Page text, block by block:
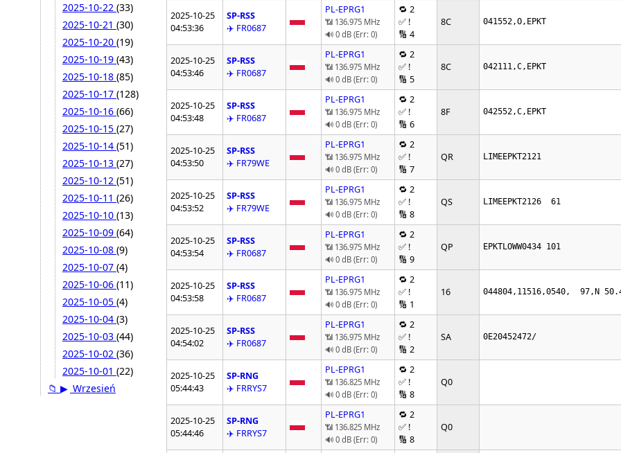
2025-10-22 (33)
2025-10-21 (30)
2025-10-20 (19)
2025-10-19 (43)
2025-10-18 (85)
2025-10-17 (128)
2025-10-16 (66)
2025-10-15 (27)
2025-10-14 (51)
2025-10-13 (27)
2025-10-12 (51)
2025-10-11 (26)
2025-10-10 (13)
2025-10-09 (64)
2025-10-08 (9)
2025-10-07 (4)
2025-10-06 (11)
2025-10-05 (4)
2025-10-04 (3)
2025-10-03 (44)
2025-10-02 (36)
2025-10-01 (22)
📁 ▶ Wrzesień
2025-10-25
04:53:36
SP-RSS
✈️ FR0687
PL-EPRG1
📶 136.975 MHz
🔊 0 dB (Err: 0)
🔁 2
✅ !
🔢 4
8C 041552,O,EPKT
2025-10-25
04:53:46
SP-RSS
✈️ FR0687
PL-EPRG1
📶 136.975 MHz
🔊 0 dB (Err: 0)
🔁 2
✅ !
🔢 5
8C 042111,C,EPKT
2025-10-25
04:53:48
SP-RSS
✈️ FR0687
PL-EPRG1
📶 136.975 MHz
🔊 0 dB (Err: 0)
🔁 2
✅ !
🔢 6
8F 042552,C,EPKT
2025-10-25
04:53:50
SP-RSS
✈️ FR79WE
PL-EPRG1
📶 136.975 MHz
🔊 0 dB (Err: 0)
🔁 2
✅ !
🔢 7
QR LIMEEPKT2121
2025-10-25
04:53:52
SP-RSS
✈️ FR79WE
PL-EPRG1
📶 136.975 MHz
🔊 0 dB (Err: 0)
🔁 2
✅ !
🔢 8
QS LIMEEPKT2126  61
2025-10-25
04:53:54
SP-RSS
✈️ FR0687
PL-EPRG1
📶 136.975 MHz
🔊 0 dB (Err: 0)
🔁 2
✅ !
🔢 9
QP EPKTLOWW0434 101
2025-10-25
04:53:58
SP-RSS
✈️ FR0687
PL-EPRG1
📶 136.975 MHz
🔊 0 dB (Err: 0)
🔁 2
✅ !
🔢 1
16 044804,11516,0540,  97,N
2025-10-25
04:54:02
SP-RSS
✈️ FR0687
PL-EPRG1
📶 136.975 MHz
🔊 0 dB (Err: 0)
🔁 2
✅ !
🔢 2
SA 0E20452472/
2025-10-25
05:44:43
SP-RNG
✈️ FRRYS7
PL-EPRG1
📶 136.825 MHz
🔊 0 dB (Err: 0)
🔁 2
✅ !
🔢 8
Q0
2025-10-25
05:44:46
SP-RNG
✈️ FRRYS7
PL-EPRG1
📶 136.825 MHz
🔊 0 dB (Err: 0)
🔁 2
✅ !
🔢 8
Q0